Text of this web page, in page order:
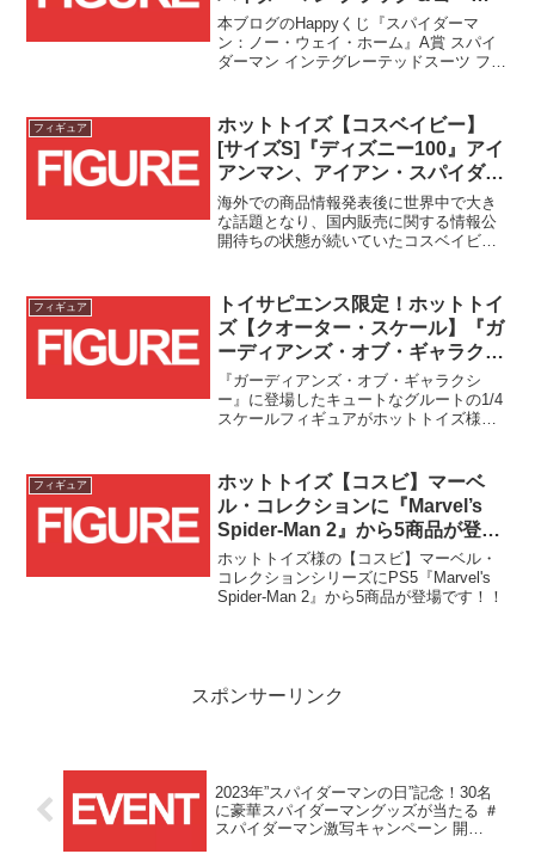
ドスーツ フィギュア レビュー
本ブログのHappyくじ『スパイダーマ
ン：ノー・ウェイ・ホーム』A賞 スパイ
ダーマン インテグレーテッドスーツ フィ
の"スパイダーマン ブラック＆ゴールドス
ーツ フィギュア"を紹介したいと思いま
す。
フィギュア
ホットトイズ【コスベイビー】
[サイズS]『ディズニー100』アイ
アンマン、アイアン・スパイダ
ー、ブラックパンサーの3体が
『Disney100 THE MARKET』限
定商品として国内発売予定！！
海外での商品情報発表後に世界中で大き
な話題となり、国内販売に関する情報公
開待ちの状態が続いていたコスベイビー
フィギュア
トイサピエンス限定！ホットトイ
ズ【クオーター・スケール】『ガ
ーディアンズ・オブ・ギャラクシ
ー』グルート(植木鉢版)の再生産
分が販売中！！
『ガーディアンズ・オブ・ギャラクシ
ー』に登場したキュートなグルートの1/4
スケールフィギュアがホットトイズ様よ
フィギュア
ホットトイズ【コスビ】マーベ
ル・コレクションに『Marvel’s
Spider-Man 2』から5商品が登
場！！
ホットトイズ様の【コスビ】マーベル・
コレクションシリーズにPS5『Marvel's
Spider-Man 2』から5商品が登場です！！
スポンサーリンク
2023年”スパイダーマンの日”記念！30名
に豪華スパイダーマングッズが当たる ＃
スパイダーマン激写キャンペーン 開